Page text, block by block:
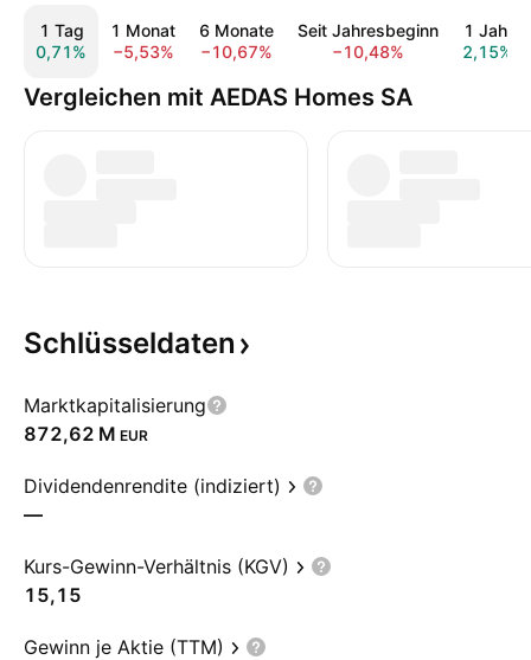
1 Tag
0,71%
1 Monat
−5,53%
6 Monate
−10,67%
Seit Jahresbeginn
−10,48%
1 Jahr
2,15%
Vergleichen mit AEDAS Homes SA
Schlüsseldaten
Marktkapitalisierung
‪872,62 M‬ EUR
Dividendenrendite (indiziert)
—
Kurs-Gewinn-Verhältnis (KGV)
15,15
Gewinn je Aktie (TTM)